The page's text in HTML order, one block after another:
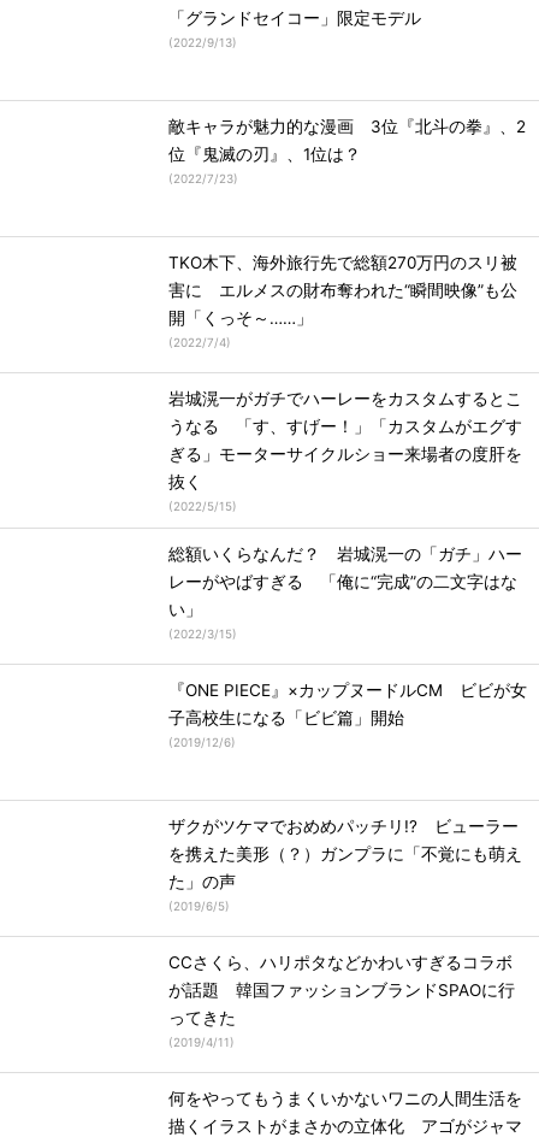
「グランドセイコー」限定モデル
(2022/9/13)
敵キャラが魅力的な漫画 3位『北斗の拳』、2
位『鬼滅の刃』、1位は？
(2022/7/23)
TKO木下、海外旅行先で総額270万円のスリ被
害に エルメスの財布奪われた“瞬間映像”も公
開「くっそ～……」
(2022/7/4)
岩城滉一がガチでハーレーをカスタムするとこ
うなる 「す、すげー！」「カスタムがエグす
ぎる」モーターサイクルショー来場者の度肝を
抜く
(2022/5/15)
総額いくらなんだ？ 岩城滉一の「ガチ」ハー
レーがやばすぎる 「俺に“完成”の二文字はな
い」
(2022/3/15)
『ONE PIECE』×カップヌードルCM ビビが女
子高校生になる「ビビ篇」開始
(2019/12/6)
ザクがツケマでおめめパッチリ!? ビューラー
を携えた美形（？）ガンプラに「不覚にも萌え
た」の声
(2019/6/5)
CCさくら、ハリポタなどかわいすぎるコラボ
が話題 韓国ファッションブランドSPAOに行
ってきた
(2019/4/11)
何をやってもうまくいかないワニの人間生活を
描くイラストがまさかの立体化 アゴがジャマ